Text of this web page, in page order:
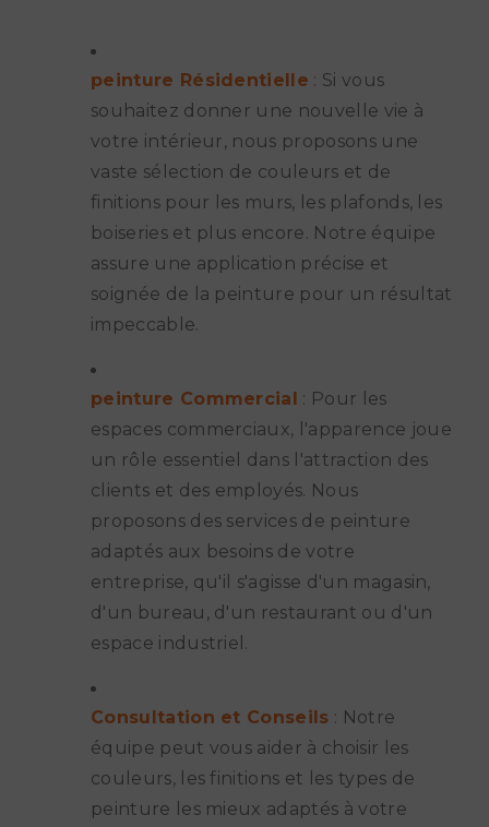
peinture Résidentielle : Si vous
souhaitez donner une nouvelle vie à
votre intérieur, nous proposons une
vaste sélection de couleurs et de
finitions pour les murs, les plafonds, les
boiseries et plus encore. Notre équipe
assure une application précise et
soignée de la peinture pour un résultat
impeccable.
peinture Commercial : Pour les
espaces commerciaux, l'apparence joue
un rôle essentiel dans l'attraction des
clients et des employés. Nous
proposons des services de peinture
adaptés aux besoins de votre
entreprise, qu'il s'agisse d'un magasin,
d'un bureau, d'un restaurant ou d'un
espace industriel.
Consultation et Conseils : Notre
équipe peut vous aider à choisir les
couleurs, les finitions et les types de
peinture les mieux adaptés à votre